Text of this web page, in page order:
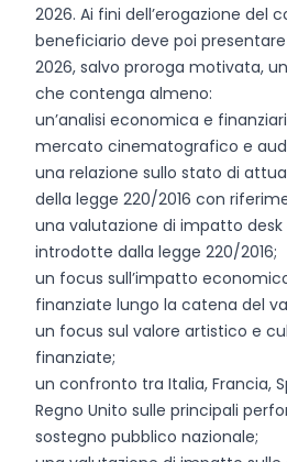
2026. Ai fini dell’erogazione del
beneficiario deve poi
2026, salvo proroga motivata,
che contenga almeno:
un’analisi economica e
mercato cinematografico e
una relazione sullo stato di
della legge 220/2016 con
una valutazione di impatto
introdotte dalla legge 220/2016;
un focus sull’impatto
finanziate lungo la catena del
un focus sul valore artistico e
finanziate;
un confronto tra Italia, Francia,
Regno Unito sulle principali
sostegno pubblico nazionale;